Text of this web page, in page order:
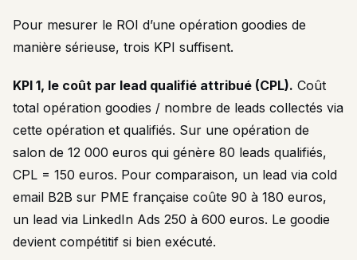
Pour mesurer le ROI d’une opération goodies de
manière sérieuse, trois KPI suffisent.
KPI 1, le coût par lead qualifié attribué (CPL). Coût
total opération goodies / nombre de leads collectés via
cette opération et qualifiés. Sur une opération de
salon de 12 000 euros qui génère 80 leads qualifiés,
CPL = 150 euros. Pour comparaison, un lead via cold
email B2B sur PME française coûte 90 à 180 euros,
un lead via LinkedIn Ads 250 à 600 euros. Le goodie
devient compétitif si bien exécuté.